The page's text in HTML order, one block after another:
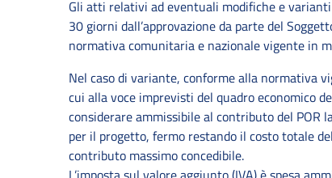
Gli atti relativi ad eventuali modifiche e
30 giorni dall’approvazione da parte del
normativa comunitaria e nazionale vigente in
Nel caso di variante, conforme alla normativa
cui alla voce imprevisti del quadro economico
considerare ammissibile al contributo del POR
per il progetto, fermo restando il costo totale
contributo massimo concedibile.